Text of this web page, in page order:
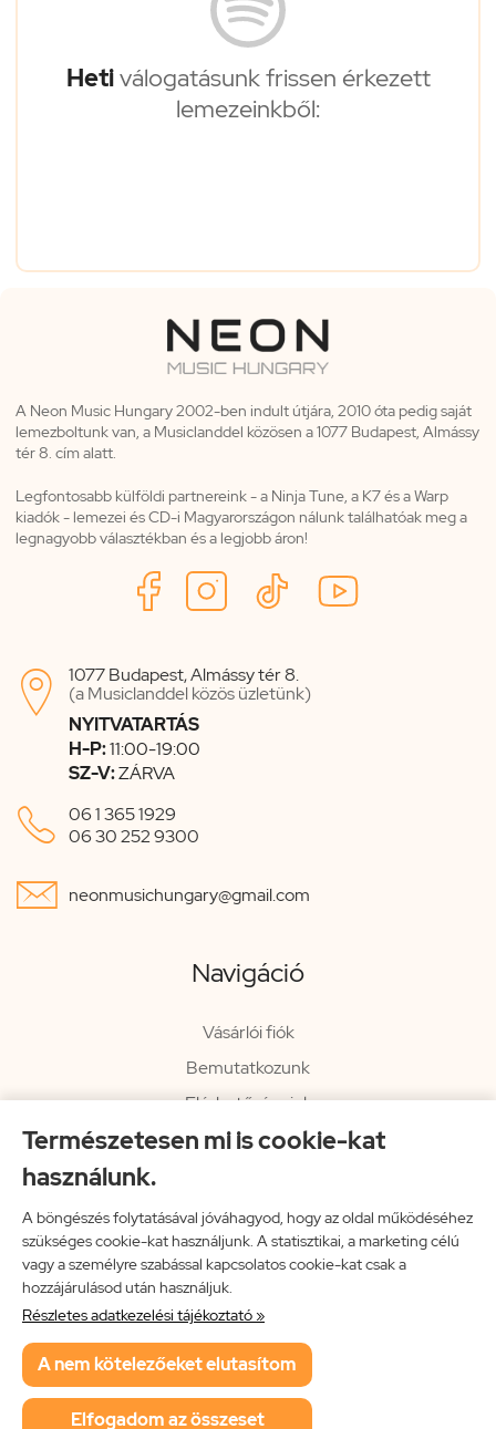
Természetesen mi is cookie-kat
használunk.
A böngészés folytatásával jóváhagyod, hogy az oldal működéséhez
szükséges cookie-kat használjunk. A statisztikai, a marketing célú
vagy a személyre szabással kapcsolatos cookie-kat csak a
hozzájárulásod után használjuk.
Részletes adatkezelési tájékoztató »
A nem kötelezőeket elutasítom
Elfogadom az összeset
Hetiválogatásunk frissen érkezett
lemezeinkből:
A Neon Music Hungary 2002-ben indult útjára, 2010 óta pedig saját
lemezboltunk van, a Musiclanddel közösen a 1077 Budapest, Almássy
tér 8. cím alatt.
Legfontosabb külföldi partnereink - a Ninja Tune, a K7 és a Warp
kiadók - lemezei és CD-i Magyarországon nálunk találhatóak meg a
legnagyobb választékban és a legjobb áron!

1077 Budapest, Almássy tér 8.
(a Musiclanddel közös üzletünk)
NYITVATARTÁS
H-P:11:00-19:00
SZ-V:ZÁRVA
 06 1 365 1929
06 30 252 9300
 neonmusichungary@gmail.com
Navigáció
Vásárlói fiók
Bemutatkozunk
Elérhetőségeink
Hírlevél
Impresszum
Vissza a főoldalra
Neon Music Hungary Bt.
ÁSZF
Adatkezelési tájékoztató